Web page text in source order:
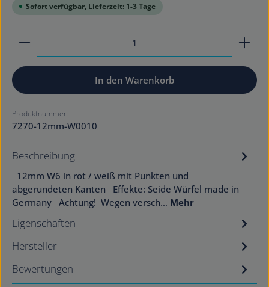
Sofort verfügbar, Lieferzeit: 1-3 Tage
Produkt Anzahl: Gib den gewünschten Wert ein
In den Warenkorb
Produktnummer:
7270-12mm-W0010
Beschreibung
12mm W6 in rot / weiß mit Punkten und
abgerundeten Kanten Effekte: Seide Würfel made in
Germany Achtung! Wegen versch… Mehr
Eigenschaften
Hersteller
Bewertungen